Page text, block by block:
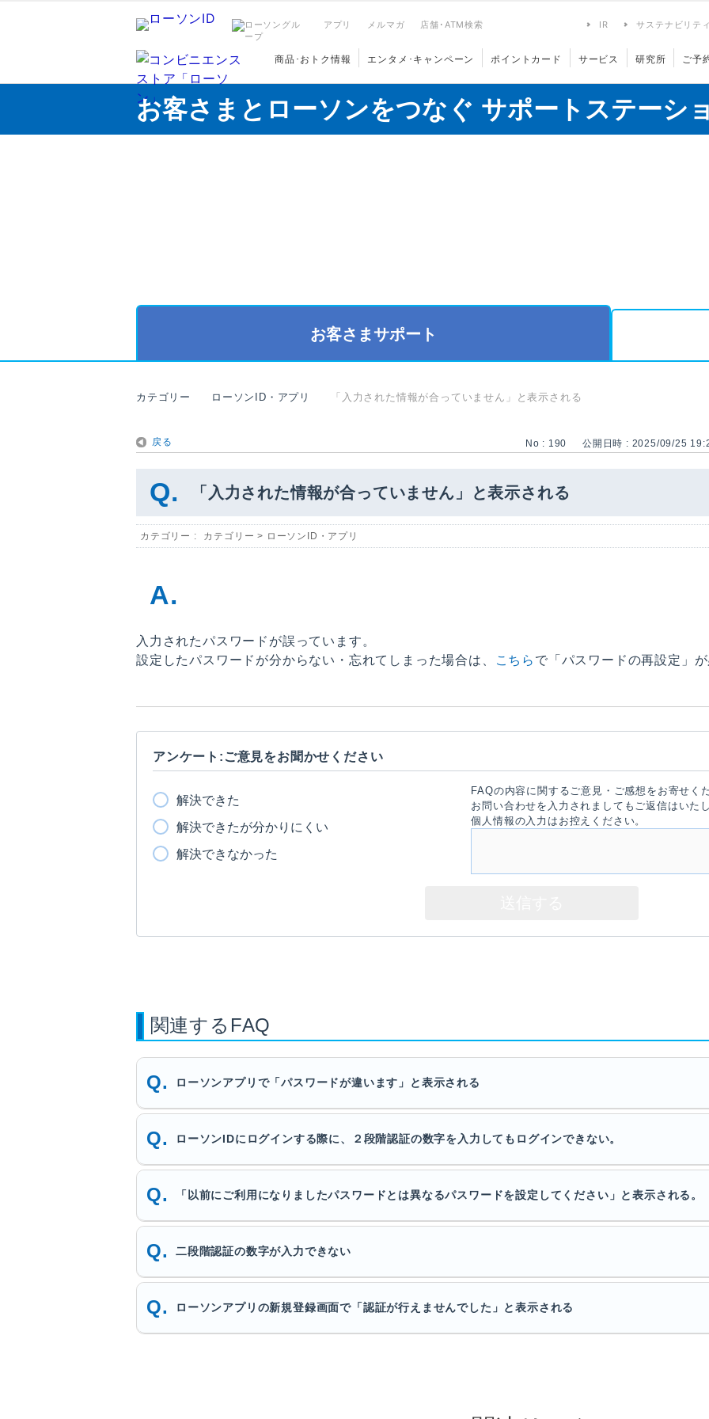
アプリ メルマガ 店舗･ATM検索 IR サステナビリティ
商品･おトク情報 エンタメ･キャンペーン ポイントカード サービス 研究所 ご予
お客さまとローソンをつなぐ サポートステーシ
お客さまサポート
カテゴリー ローソンID・アプリ 「入力された情報が合っていません」と表示される
戻る No : 190 公開日時 : 2025/09/25
「入力された情報が合っていません」と表示される
カテゴリー : カテゴリー > ローソンID・アプリ
入力されたパスワードが誤っています。
設定したパスワードが分からない・忘れてしまった場合は、
こちら で「パスワードの再設定」が
アンケート:ご意見をお聞かせください
解決できた
解決できたが分かりにくい
解決できなかった
FAQの内容に関するご意見・ご感想をお寄せく
お問い合わせを入力されましてもご返信はいた
個人情報の入力はお控えください。
関連するFAQ
ローソンアプリで「パスワードが違います」と表示される
ローソンIDにログインする際に、２段階認証の数字を入力してもログインできない。
「以前にご利用になりましたパスワードとは異なるパスワードを設定してください」と表示される。
二段階認証の数字が入力できない
ローソンアプリの新規登録画面で「認証が行えませんでした」と表示される